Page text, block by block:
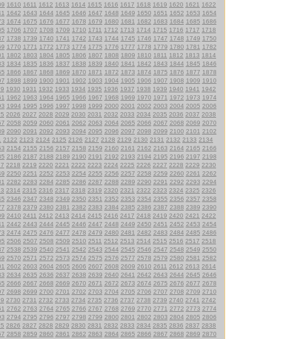
1610 1611 1612 1613 1614 1615 1616 1617 1618 1619 1620 1621 1622
1642 1643 1644 1645 1646 1647 1648 1649 1650 1651 1652 1653 1654
1674 1675 1676 1677 1678 1679 1680 1681 1682 1683 1684 1685 1686
1706 1707 1708 1709 1710 1711 1712 1713 1714 1715 1716 1717 1718
1738 1739 1740 1741 1742 1743 1744 1745 1746 1747 1748 1749 1750
1770 1771 1772 1773 1774 1775 1776 1777 1778 1779 1780 1781 1782
1802 1803 1804 1805 1806 1807 1808 1809 1810 1811 1812 1813 1814
1834 1835 1836 1837 1838 1839 1840 1841 1842 1843 1844 1845 1846
1866 1867 1868 1869 1870 1871 1872 1873 1874 1875 1876 1877 1878
1898 1899 1900 1901 1902 1903 1904 1905 1906 1907 1908 1909 1910
1930 1931 1932 1933 1934 1935 1936 1937 1938 1939 1940 1941 1942
1962 1963 1964 1965 1966 1967 1968 1969 1970 1971 1972 1973 1974
1994 1995 1996 1997 1998 1999 2000 2001 2002 2003 2004 2005 2006
2026 2027 2028 2029 2030 2031 2032 2033 2034 2035 2036 2037 2038
2058 2059 2060 2061 2062 2063 2064 2065 2066 2067 2068 2069 2070
2090 2091 2092 2093 2094 2095 2096 2097 2098 2099 2100 2101 2102
2122 2123 2124 2125 2126 2127 2128 2129 2130 2131 2132 2133 2134
2154 2155 2156 2157 2158 2159 2160 2161 2162 2163 2164 2165 2166
2186 2187 2188 2189 2190 2191 2192 2193 2194 2195 2196 2197 2198
2218 2219 2220 2221 2222 2223 2224 2225 2226 2227 2228 2229 2230
2250 2251 2252 2253 2254 2255 2256 2257 2258 2259 2260 2261 2262
2282 2283 2284 2285 2286 2287 2288 2289 2290 2291 2292 2293 2294
2314 2315 2316 2317 2318 2319 2320 2321 2322 2323 2324 2325 2326
2346 2347 2348 2349 2350 2351 2352 2353 2354 2355 2356 2357 2358
2378 2379 2380 2381 2382 2383 2384 2385 2386 2387 2388 2389 2390
2410 2411 2412 2413 2414 2415 2416 2417 2418 2419 2420 2421 2422
2442 2443 2444 2445 2446 2447 2448 2449 2450 2451 2452 2453 2454
2474 2475 2476 2477 2478 2479 2480 2481 2482 2483 2484 2485 2486
2506 2507 2508 2509 2510 2511 2512 2513 2514 2515 2516 2517 2518
2538 2539 2540 2541 2542 2543 2544 2545 2546 2547 2548 2549 2550
2570 2571 2572 2573 2574 2575 2576 2577 2578 2579 2580 2581 2582
2602 2603 2604 2605 2606 2607 2608 2609 2610 2611 2612 2613 2614
2634 2635 2636 2637 2638 2639 2640 2641 2642 2643 2644 2645 2646
2666 2667 2668 2669 2670 2671 2672 2673 2674 2675 2676 2677 2678
2698 2699 2700 2701 2702 2703 2704 2705 2706 2707 2708 2709 2710
2730 2731 2732 2733 2734 2735 2736 2737 2738 2739 2740 2741 2742
2762 2763 2764 2765 2766 2767 2768 2769 2770 2771 2772 2773 2774
2794 2795 2796 2797 2798 2799 2800 2801 2802 2803 2804 2805 2806
2826 2827 2828 2829 2830 2831 2832 2833 2834 2835 2836 2837 2838
2858 2859 2860 2861 2862 2863 2864 2865 2866 2867 2868 2869 2870